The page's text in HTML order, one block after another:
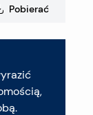
Pobierać